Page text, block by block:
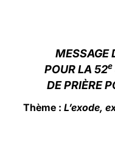
MESSAGE
POUR LA 52e
DE PRIÈRE
Thème : L’exode,